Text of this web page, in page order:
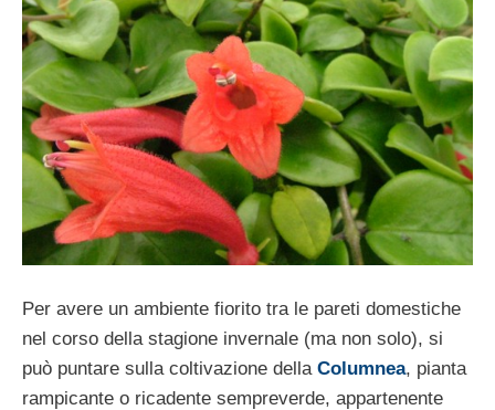
Per avere un ambiente fiorito tra le pareti domestiche
nel corso della stagione invernale (ma non solo), si
può puntare sulla coltivazione della Columnea, pianta
rampicante o ricadente sempreverde, appartenente